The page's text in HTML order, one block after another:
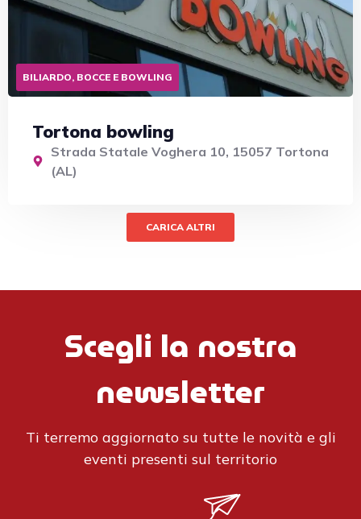
BILIARDO, BOCCE E BOWLING
Tortona bowling
Strada Statale Voghera 10, 15057 Tortona
(AL)
CARICA ALTRI
Scegli la nostra
newsletter
Ti terremo aggiornato su tutte le novità e gli
eventi presenti sul territorio